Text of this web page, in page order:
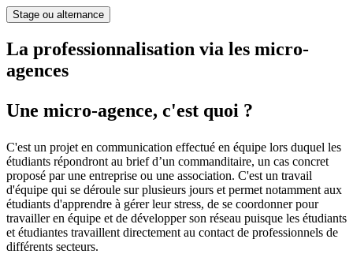
Stage ou alternance
La professionnalisation via les micro-
agences
Une micro-agence, c'est quoi ?
C'est un projet en communication effectué en équipe lors duquel les
étudiants répondront au brief d’un commanditaire, un cas concret
proposé par une entreprise ou une association. C'est un travail
d'équipe qui se déroule sur plusieurs jours et permet notamment aux
étudiants d'apprendre à gérer leur stress, de se coordonner pour
travailler en équipe et de développer son réseau puisque les étudiants
et étudiantes travaillent directement au contact de professionnels de
différents secteurs.